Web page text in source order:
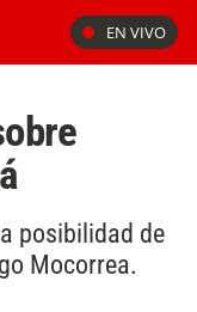
EN VIVO
posibilidad de
Mocorrea.